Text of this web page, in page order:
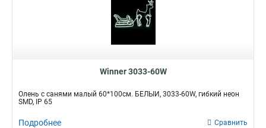
Winner 3033-60W
Олень с санями малый 60*100см. БЕЛЫЙ, 3033-60W, гибкий неон
SMD, IP 65
Подробнее Сравнить